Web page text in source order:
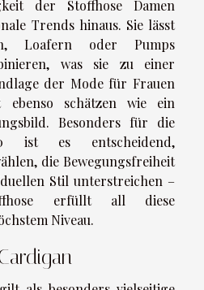
der Stoffhose Damen
Trends hinaus. Sie lässt
Loafern oder Pumps
was sie zu einer
der Mode für Frauen
schätzen wie ein
Besonders für die
ist es entscheidend,
die Bewegungsfreiheit
Stil unterstreichen –
erfüllt all diese
Niveau.